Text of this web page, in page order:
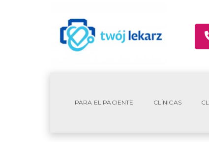
PARA EL PACIENTE CLÍNICAS